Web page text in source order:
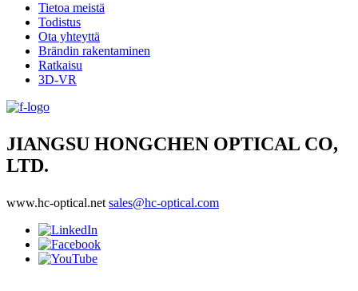
Tietoa meistä
Todistus
Ota yhteyttä
Brändin rakentaminen
Ratkaisu
3D-VR
JIANGSU HONGCHEN OPTICAL CO,
LTD.
www.hc-optical.net sales@hc-optical.com